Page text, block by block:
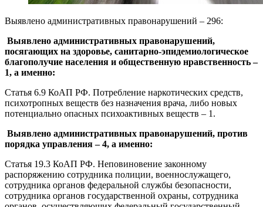
Выявлено административных правонарушений – 296:
Выявлено административных правонарушений,
посягающих на здоровье, санитарно-эпидемиологическое
благополучие населения и общественную нравственность–
1, а именно:
Статья 6.9 КоАП РФ. Потребление наркотических средств,
психотропных веществ без назначения врача, либо новых
потенциально опасных психоактивных веществ – 1.
Выявлено административных правонарушений, против
порядка управления – 4, а именно:
Статья 19.3 КоАП РФ. Неповиновение законному
распоряжению сотрудника полиции, военнослужащего,
сотрудника органов федеральной службы безопасности,
сотрудника органов государственной охраны, сотрудника